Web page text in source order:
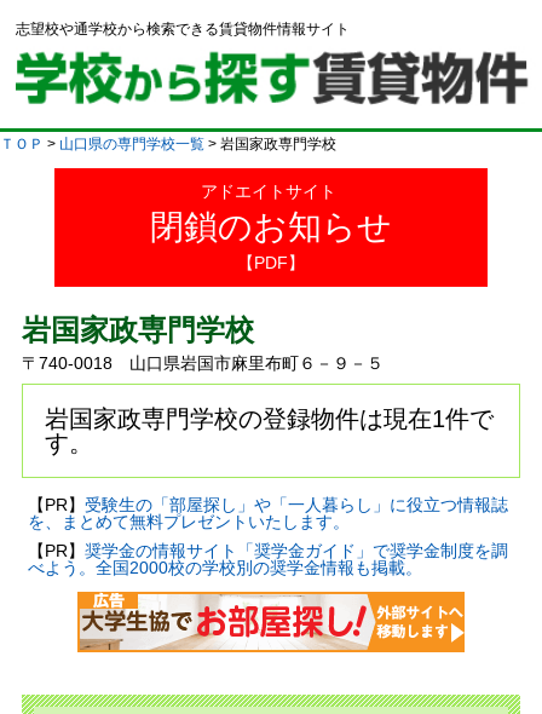
志望校や通学校から検索できる賃貸物件情報サイト
ＴＯＰ > 山口県の専門学校一覧 > 岩国家政専門学校
アドエイトサイト
閉鎖のお知らせ
【PDF】
岩国家政専門学校
〒740-0018 山口県岩国市麻里布町６－９－５
岩国家政専門学校の登録物件は現在1件で
す。
【PR】 受験生の「部屋探し」や「一人暮らし」に役立つ情報誌
を、まとめて無料プレゼントいたします。
【PR】 奨学金の情報サイト「奨学金ガイド」で奨学金制度を調
べよう。全国2000校の学校別の奨学金情報も掲載。